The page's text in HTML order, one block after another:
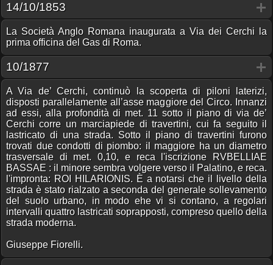
14/10/1853
La Società Anglo Romana inaugurata a Via dei Cerchi la
prima officina del Gas di Roma.
10/1877
A Via de’ Cerchi, continuò la scoperta di piloni laterizi,
disposti parallelamente all’asse maggiore del Circo. Innanzi
ad essi, alla profondità di met. 11 sotto il piano di via de’
Cerchi corre un marciapiede di travertini, cui fa seguito il
lastricato di una strada. Sotto il piano di travertini furono
trovati due condotti di piombo: il maggiore ha un diametro
trasversale di met. 0,10, e reca l'iscrizione RVBELLIAE
BASSAE : il minore sembra volgere verso il Palatino, e reca.
l'impronta: ROI HILARIONIS. È a notarsi che il livello della
strada è stato rialzato a seconda del generale sollevamento
del suolo urbano, in modo ehe vi si contano, a regolari
intervalli quattro lastricati soprapposti, compreso quello della
strada moderna.
Giuseppe Fiorelli.